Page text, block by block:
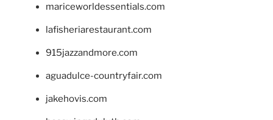
mariceworldessentials.com
lafisheriarestaurant.com
915jazzandmore.com
aguadulce-countryfair.com
jakehovis.com